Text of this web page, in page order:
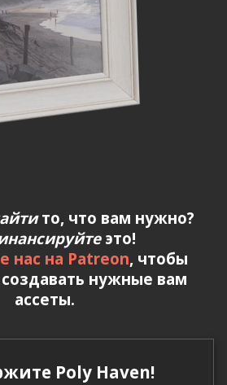
то, что вам нужно?
это!
нас на Patreon, чтобы
нужные вам
ассеты.
Poly Haven!